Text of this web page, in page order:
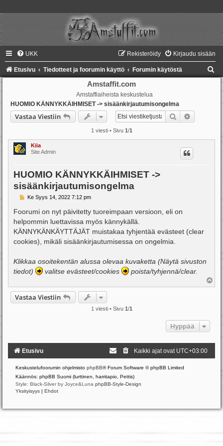
UKK Kirjaudu sisään
Rekisteröidy
Etusivu Tiedotteet ja foorumin käyttö Forumin käytöstä
Amstaffit.com
Amstaffiaiheista keskustelua
HUOMIO KÄNNYKKÄIHMISET -> sisäänkirjautumisongelma
Vastaa Viestiin Etsi
1 viesti • Sivu 1/1
Kiia
Site Admin
HUOMIO KÄNNYKKÄIHMISET ->
sisäänkirjautumisongelma
V
e
t
i
Ke Syys 14, 2022 7:12 pm
Foorumi on nyt päivitetty tuoreimpaan versioon, eli on
helpommin luettavissa myös kännykällä.
KÄNNYKÄNKÄYTTÄJÄT muistakaa tyhjentää evästeet (clear
cookies), mikäli sisäänkirjautumisessa on ongelmia.
Klikkaa osoitekentän alussa olevaa kuvaketta (Näytä sivuston
tiedot)
valitse evästeet/cookies poista/tyhjennä/clear.
l
Vastaa Viestiin
1 viesti • Sivu 1/1
Hyppää
Etusivu Kaikki ajat ovat UTC+03:00
Keskustelufoorumin ohjelmisto phpBB® Forum Software © phpBB Limited
Käännös: phpBB Suomi (lurttinen, harritapio, Pettis)
Style: Black-Silver by Joyce&Luna phpBB-Style-Design
Yksityisyys | Ehdot